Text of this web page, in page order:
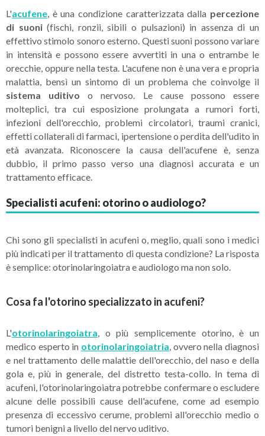
L'acufene , è una condizione caratterizzata dalla percezione
di suoni(fischi, ronzii, sibili o pulsazioni) in assenza di un
effettivo stimolo sonoro esterno. Questi suoni possono variare
in intensità e possono essere avvertiti in una o entrambe le
orecchie, oppure nella testa. L'acufene non è una vera e propria
malattia, bensì un sintomo di un problema che coinvolge il
sistema uditivo o nervoso. Le cause possono essere
molteplici, tra cui esposizione prolungata a rumori forti,
infezioni dell'orecchio, problemi circolatori, traumi cranici,
effetti collaterali di farmaci, ipertensione o perdita dell'udito in
età avanzata. Riconoscere la causa dell'acufene è, senza
dubbio, il primo passo verso una diagnosi accurata e un
trattamento efficace.
Specialisti acufeni: otorino o audiologo?
Chi sono gli specialisti in acufeni o, meglio, quali sono i medici
più indicati per il trattamento di questa condizione? La risposta
è semplice: otorinolaringoiatra e audiologo ma non solo.
Cosa fa l'otorino specializzato in acufeni?
L'otorinolaringoiatra , o più semplicemente otorino, è un
medico esperto in otorinolaringoiatria , ovvero nella diagnosi
e nel trattamento delle malattie dell'orecchio, del naso e della
gola e, più in generale, del distretto testa-collo. In tema di
acufeni, l'otorinolaringoiatra potrebbe confermare o escludere
alcune delle possibili cause dell'acufene, come ad esempio
presenza di eccessivo cerume, problemi all'orecchio medio o
tumori benigni a livello del nervo uditivo.